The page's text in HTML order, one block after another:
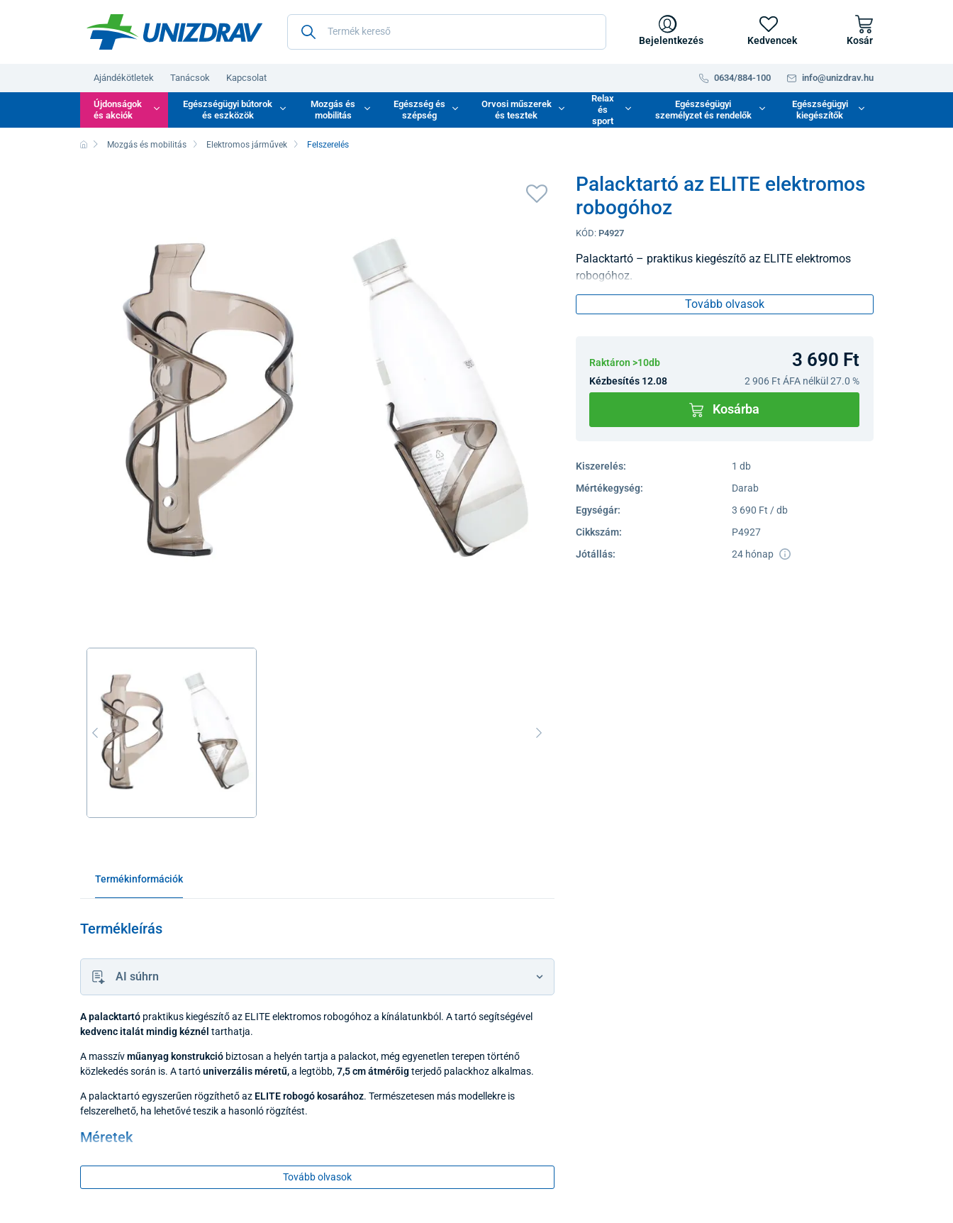
Bejelentkezés Kedvencek Kosár
Ajándékötletek Tanácsok Kapcsolat 0634/884-100 info@unizdrav.hu
Újdonságok
és akciók
Egészségügyi bútorok
és eszközök
Mozgás és
mobilitás
Egészség és
szépség
Orvosi műszerek
és tesztek
Relax
és
sport
Egészségügyi
személyzet és rendelők
Egészségügyi
kiegészítők
Mozgás és mobilitás Elektromos járművek Felszerelés
Palacktartó az ELITE elektromos
robogóhoz
KÓD: P4927
Palacktartó – praktikus kiegészítő az ELITE elektromos
robogóhoz.
Tovább olvasok
Raktáron >10db 3 690 Ft
Kézbesítés 12.08 2 906 Ft ÁFA nélkül 27.0 %
Kosárba
Kiszerelés:
1 db
Mértékegység:
Darab
Egységár:
3 690 Ft / db
Cikkszám:
P4927
Jótállás:
24 hónap
Termékinformációk
Termékleírás
AI súhrn
A palacktartópraktikus kiegészítő az ELITE elektromos robogóhoz a kínálatunkból. A tartó segítségével
kedvenc italát mindig kéznél tarthatja.
A masszívműanyag konstrukcióbiztosan a helyén tartja a palackot, még egyenetlen terepen történő
közlekedés során is. A tartóuniverzális méretű,a legtöbb,7,5 cm átmérőigterjedő palackhoz alkalmas.
A palacktartó egyszerűen rögzíthető azELITE robogó kosarához. Természetesen más modellekre is
felszerelhető, ha lehetővé teszik a hasonló rögzítést.
Méretek
magasság: 15,5 cm
Tovább olvasok